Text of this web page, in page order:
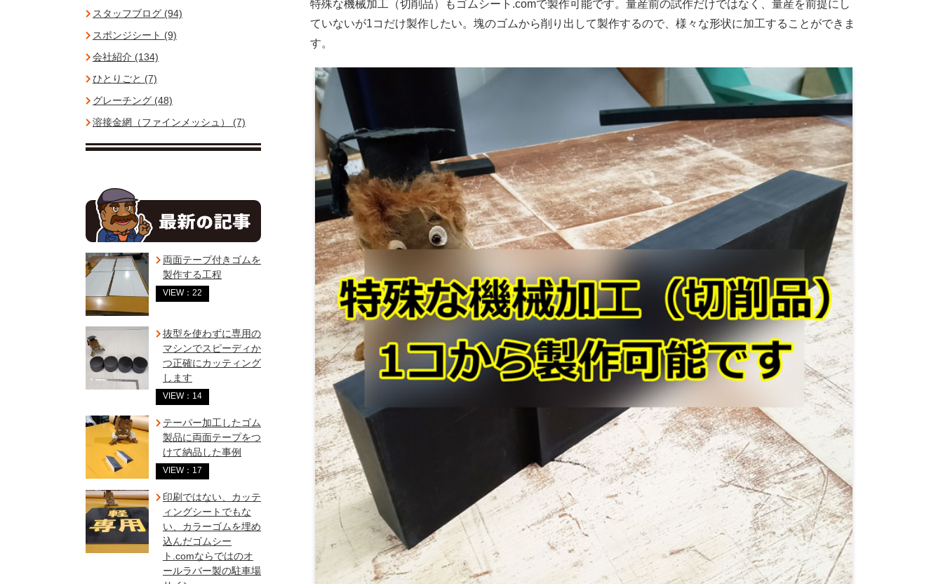
特殊な機械加工（切削品）もゴムシート.comで製作可能です。量産前の試作だけではなく、量産を前提にし
ていないが1コだけ製作したい。塊のゴムから削り出して製作するので、様々な形状に加工することができま
す。
スタッフブログ (94)
スポンジシート (9)
会社紹介 (134)
ひとりごと (7)
グレーチング (48)
溶接金網（ファインメッシュ） (7)
両面テープ付きゴムを
製作する工程
VIEW：22
抜型を使わずに専用の
マシンでスピーディか
つ正確にカッティング
します
VIEW：14
テーパー加工したゴム
製品に両面テープをつ
けて納品した事例
VIEW：17
印刷ではない、カッテ
ィングシートでもな
い、カラーゴムを埋め
込んだゴムシー
ト.comならではのオ
ールラバー製の駐車場